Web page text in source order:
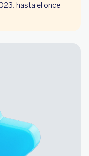
hasta el once